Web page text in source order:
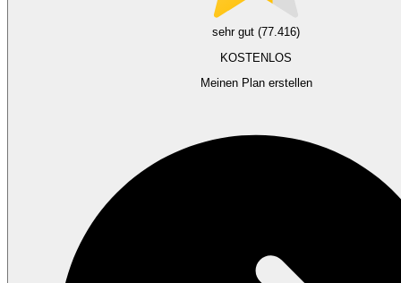
sehr gut (77.416)
KOSTENLOS
Meinen Plan erstellen